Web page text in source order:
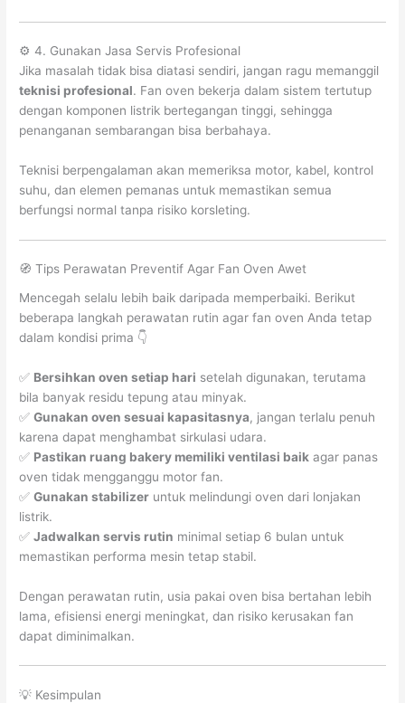
⚙️ 4. Gunakan Jasa Servis Profesional
Jika masalah tidak bisa diatasi sendiri, jangan ragu memanggil
teknisi profesional. Fan oven bekerja dalam sistem tertutup
dengan komponen listrik bertegangan tinggi, sehingga
penanganan sembarangan bisa berbahaya.
Teknisi berpengalaman akan memeriksa motor, kabel, kontrol
suhu, dan elemen pemanas untuk memastikan semua
berfungsi normal tanpa risiko korsleting.
🧭 Tips Perawatan Preventif Agar Fan Oven Awet
Mencegah selalu lebih baik daripada memperbaiki. Berikut
beberapa langkah perawatan rutin agar fan oven Anda tetap
dalam kondisi prima 👇
✅ Bersihkan oven setiap hari setelah digunakan, terutama
bila banyak residu tepung atau minyak.
✅Gunakan oven sesuai kapasitasnya, jangan terlalu penuh
karena dapat menghambat sirkulasi udara.
✅ Pastikan ruang bakery memiliki ventilasi baik agar panas
oven tidak mengganggu motor fan.
✅Gunakan stabilizer untuk melindungi oven dari lonjakan
listrik.
✅Jadwalkan servis rutin minimal setiap 6 bulan untuk
memastikan performa mesin tetap stabil.
Dengan perawatan rutin, usia pakai oven bisa bertahan lebih
lama, efisiensi energi meningkat, dan risiko kerusakan fan
dapat diminimalkan.
💡 Kesimpulan